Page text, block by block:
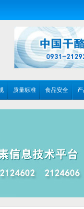
质量标准 食品安全